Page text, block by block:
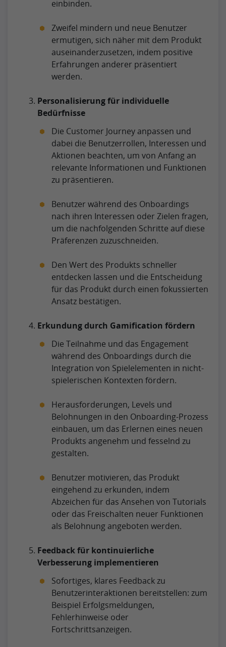
einbinden.
Zweifel mindern und neue Benutzer
ermutigen, sich näher mit dem Produkt
auseinanderzusetzen, indem positive
Erfahrungen anderer präsentiert
werden.
Personalisierung für individuelle
Bedürfnisse
Die Customer Journey anpassen und
dabei die Benutzerrollen, Interessen und
Aktionen beachten, um von Anfang an
relevante Informationen und Funktionen
zu präsentieren.
Benutzer während des Onboardings
nach ihren Interessen oder Zielen fragen,
um die nachfolgenden Schritte auf diese
Präferenzen zuzuschneiden.
Den Wert des Produkts schneller
entdecken lassen und die Entscheidung
für das Produkt durch einen fokussierten
Ansatz bestätigen.
Erkundung durch Gamification fördern
Die Teilnahme und das Engagement
während des Onboardings durch die
Integration von Spielelementen in nicht-
spielerischen Kontexten fördern.
Herausforderungen, Levels und
Belohnungen in den Onboarding-Prozess
einbauen, um das Erlernen eines neuen
Produkts angenehm und fesselnd zu
gestalten.
Benutzer motivieren, das Produkt
eingehend zu erkunden, indem
Abzeichen für das Ansehen von Tutorials
oder das Freischalten neuer Funktionen
als Belohnung angeboten werden.
Feedback für kontinuierliche
Verbesserung implementieren
Sofortiges, klares Feedback zu
Benutzerinteraktionen bereitstellen: zum
Beispiel Erfolgsmeldungen,
Fehlerhinweise oder
Fortschrittsanzeigen.